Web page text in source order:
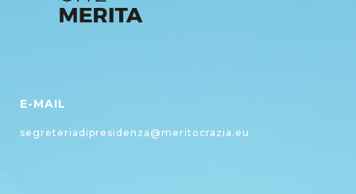
E-MAIL
segreteriadipresidenza@meritocrazia.eu